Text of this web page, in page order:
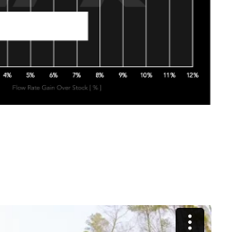
APR Alabamafrom CGFilmon